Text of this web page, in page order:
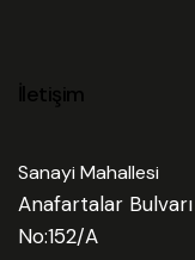
İletişim
Sanayi Mahallesi
Anafartalar Bulvarı
No:152/A